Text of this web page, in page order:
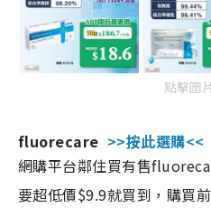
點擊圖
fluorecare >>按此選購<<
網購平台鄰住買有售
要超低價$9.9就買到，購買